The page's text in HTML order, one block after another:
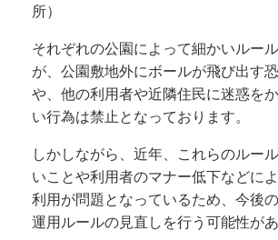
所）
それぞれの公園によって細かいルー
が、公園敷地外にボールが飛び出す
や、他の利用者や近隣住民に迷惑を
い行為は禁止となっております。
しかしながら、近年、これらのルー
いことや利用者のマナー低下などに
利用が問題となっているため、今後
運用ルールの見直しを行う可能性があ